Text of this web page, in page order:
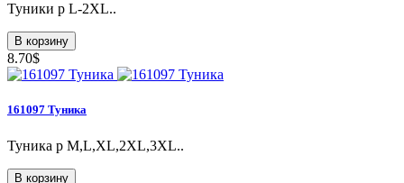
Туники p L-2XL..
В корзину
8.70$
161097 Туника
Туника р M,L,XL,2XL,3XL..
В корзину